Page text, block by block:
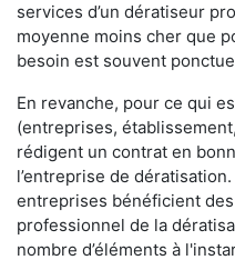
services d’un dératiseur
moyenne moins cher que
besoin est souvent
En revanche, pour ce qui
(entreprises,
rédigent un contrat en
l’entreprise de
entreprises bénéficient
professionnel de la
nombre d’éléments à